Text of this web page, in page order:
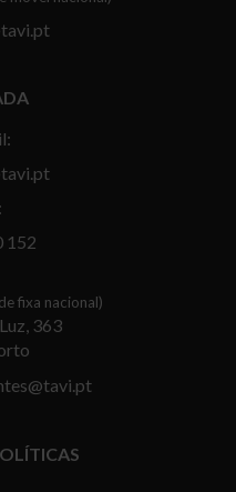
152
fixa nacional)
363